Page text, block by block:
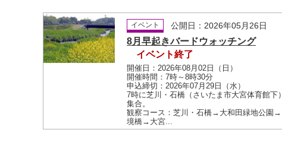
イベント 公開日：2026年05月26日
8月早起きバードウォッチング
イベント終了
開催日：2026年08月02日（日）
開催時間：7時～8時30分
申込締切：2026年07月29日（水）
7時に芝川・石橋（さいたま市大宮体育館下）
集合。
観察コース：芝川・石橋→大和田緑地公園→
境橋→大宮...